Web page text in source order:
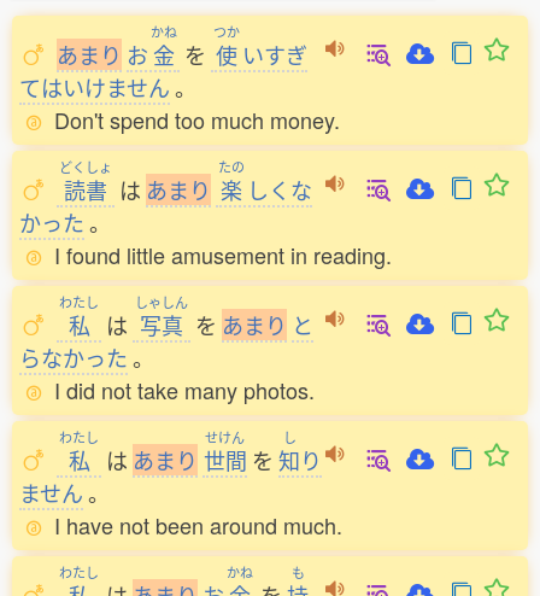
あまり お
かね
金 を
つか
使 いすぎ
てはいけません。
Don't spend too much money.
どくしょ
読書 は あまり
たの
楽 しくな
かった。
I found little amusement in reading.
わたし
私 は
しゃしん
写真 を あまり と
らなかった。
I did not take many photos.
わたし
私 は あまり
せけん
世間 を
し
知り
ません。
I have not been around much.
わたし かね も